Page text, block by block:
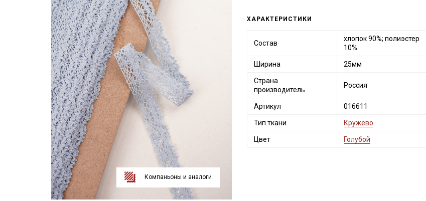
Компаньоны и аналоги
ХАРАКТЕРИСТИКИ
Состав
хлопок 90%; полиэстер
10%
Ширина 25мм
Страна
производитель
Россия
Артикул 016611
Тип ткани Кружево
Цвет Голубой